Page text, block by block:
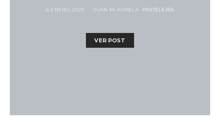
6 ENERO, 2023 JUAN M. AGRELA PASTELERÍA
VER POST